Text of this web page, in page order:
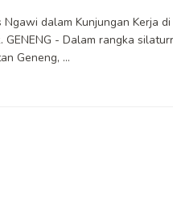
Ngawi dalam Kunjungan Kerja
GENENG - Dalam rangka
Geneng, ...